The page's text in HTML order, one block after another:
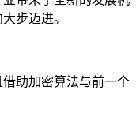
步迈进。
助加密算法与前一个